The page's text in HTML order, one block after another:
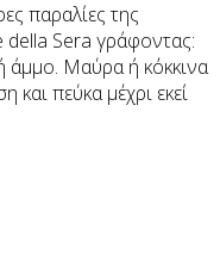
παραλίες της
della Sera γράφοντας:
άμμο. Μαύρα ή κόκκινα
πεύκα μέχρι εκεί